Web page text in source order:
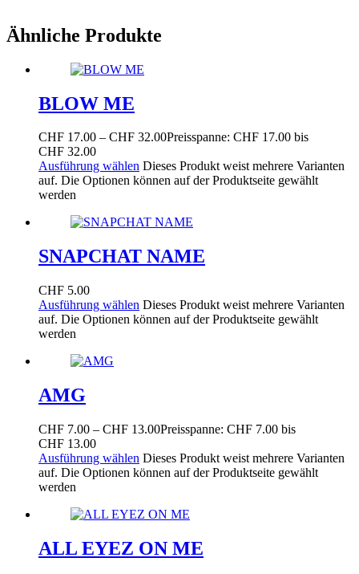
Ähnliche Produkte
BLOW ME
CHF 17.00 – CHF 32.00Preisspanne: CHF 17.00 bis
CHF 32.00
Ausführung wählen Dieses Produkt weist mehrere Varianten
auf. Die Optionen können auf der Produktseite gewählt
werden
SNAPCHAT NAME
CHF 5.00
Ausführung wählen Dieses Produkt weist mehrere Varianten
auf. Die Optionen können auf der Produktseite gewählt
werden
AMG
CHF 7.00 – CHF 13.00Preisspanne: CHF 7.00 bis
CHF 13.00
Ausführung wählen Dieses Produkt weist mehrere Varianten
auf. Die Optionen können auf der Produktseite gewählt
werden
ALL EYEZ ON ME